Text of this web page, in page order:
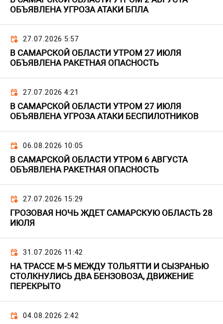
ОБЪЯВЛЕНА УГРОЗА АТАКИ БПЛА
27.07.2026 5:57
В САМАРСКОЙ ОБЛАСТИ УТРОМ 27 ИЮЛЯ
ОБЪЯВЛЕНА РАКЕТНАЯ ОПАСНОСТЬ
27.07.2026 4:21
В САМАРСКОЙ ОБЛАСТИ УТРОМ 27 ИЮЛЯ
ОБЪЯВЛЕНА УГРОЗА АТАКИ БЕСПИЛОТНИКОВ
06.08.2026 10:05
В САМАРСКОЙ ОБЛАСТИ УТРОМ 6 АВГУСТА
ОБЪЯВЛЕНА РАКЕТНАЯ ОПАСНОСТЬ
27.07.2026 15:29
ГРОЗОВАЯ НОЧЬ ЖДЕТ САМАРСКУЮ ОБЛАСТЬ 28
ИЮЛЯ
31.07.2026 11:42
НА ТРАССЕ М-5 МЕЖДУ ТОЛЬЯТТИ И СЫЗРАНЬЮ
СТОЛКНУЛИСЬ ДВА БЕНЗОВОЗА, ДВИЖЕНИЕ
ПЕРЕКРЫТО
04.08.2026 2:42